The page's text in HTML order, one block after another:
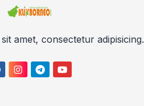
amet, consectetur adipisicing.